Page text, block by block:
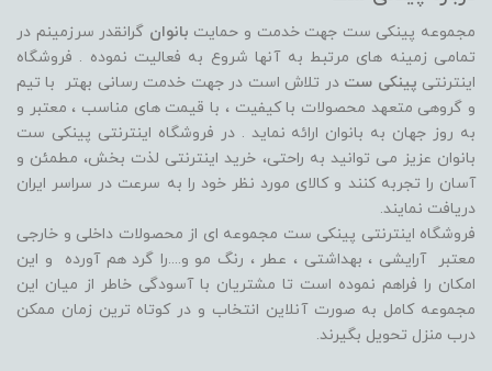
مجموعه پینکی ست جهت خدمت و حمایت بانوان گرانقدر سرزمینم در
تمامی زمینه های مرتبط به آنها شروع به فعالیت نموده . فروشگاه
اینترنتی پینکی ست در تلاش است در جهت خدمت رسانی بهتر با تیم
و گروهی متعهد محصولات با کیفیت ، با قیمت های مناسب ، معتبر و
به روز جهان به بانوان ارائه نماید . در فروشگاه اینترنتی پینکی ست
بانوان عزیز می توانيد به راحتی، خرید اینترنتی لذت بخش، مطمئن و
آسان را تجربه کنند و کالای مورد نظر خود را به سرعت در سراسر ایران
دریافت نمایند.
فروشگاه اینترنتی پینکی ست مجموعه ای از محصولات داخلی و خارجی
معتبر آرایشی ، بهداشتی ، عطر ، رنگ مو و....را گرد هم آورده و اين
امکان را فراهم نموده است تا مشتريان با آسودگی خاطر از ميان اين
مجموعه کامل به صورت آنلاين انتخاب و در کوتاه ترين زمان ممکن
درب منزل تحویل بگیرند.